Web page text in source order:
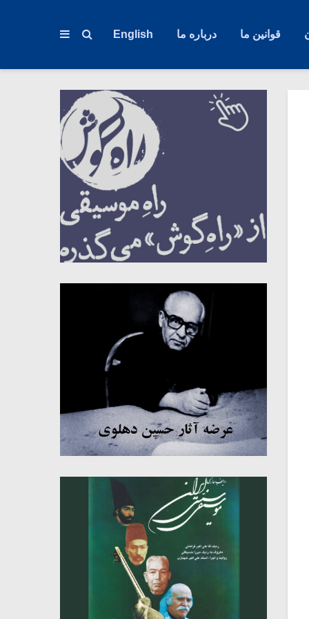
قوانین ما درباره ما English
میکلوش روژا